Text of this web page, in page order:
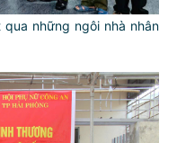
những ngôi nhà nhân